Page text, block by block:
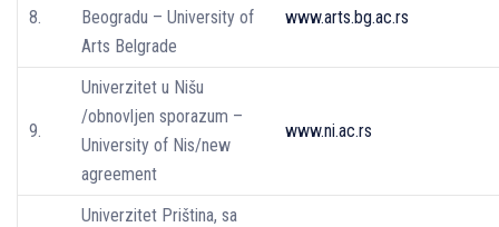
8.
Beogradu – University of
Arts Belgrade
www.arts.bg.ac.rs
9.
Univerzitet u Nišu
/obnovljen sporazum –
University of Nis/new
agreement
www.ni.ac.rs
Univerzitet Priština, sa